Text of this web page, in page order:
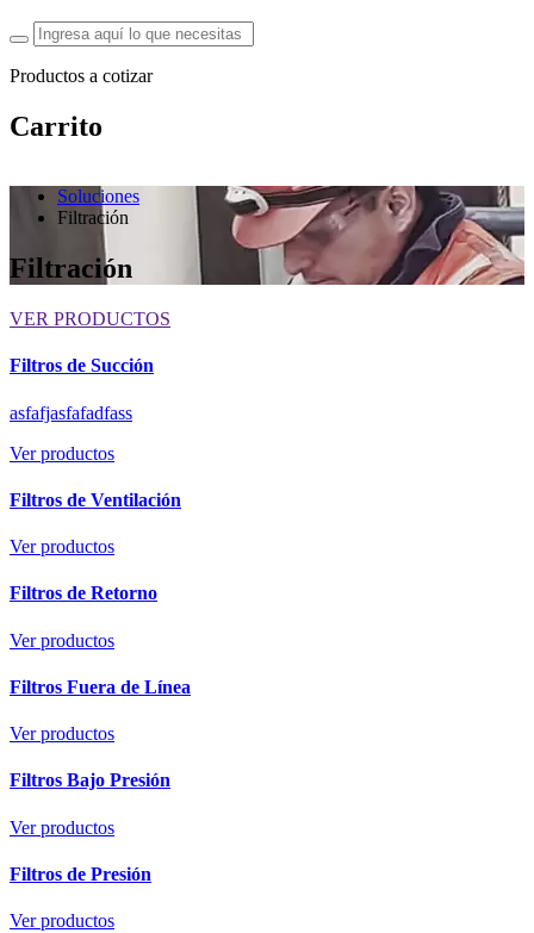
Productos a cotizar
Carrito
Soluciones
Filtración
Filtración
VER PRODUCTOS
Filtros de Succión
asfafjasfafadfass
Ver productos
Filtros de Ventilación
Ver productos
Filtros de Retorno
Ver productos
Filtros Fuera de Línea
Ver productos
Filtros Bajo Presión
Ver productos
Filtros de Presión
Ver productos